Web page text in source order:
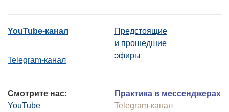
YouTube-канал
Telegram-канал
Предстоящие
и прошедшие
эфиры
Смотрите нас:
YouTube
Практика в мессенджерах
Telegram-канал